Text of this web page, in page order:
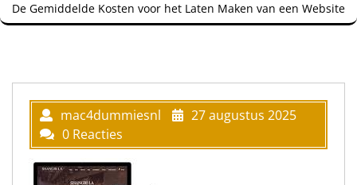
De Gemiddelde Kosten voor het Laten Maken van een Website
mac4dummiesnl
27 augustus 2025
0 Reacties